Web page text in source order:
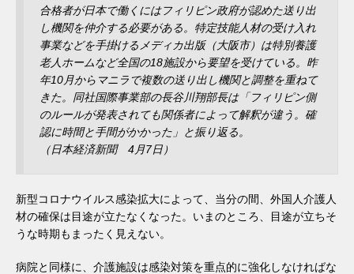
合格者が日本で働くにはフィリピン政府が認めた送り出
し機関を仲介する必要がある。特定技能人材の受け入れ
事業などを手掛けるメディカ出版（大阪市）は特別養護
老人ホームなど全国の18施設から要望を受けている。昨
年10月からマニラで複数の送り出し機関と調整を重ねて
きた。同社国際事業部の長谷川翔部長は「フィリピン側
のルールが発表されても関係者によって解釈が違う。確
認に時間と手間がかかった」と振り返る。
（日本経済新聞 4月7日）
新型コロナウイルス感染拡大によって、当分の間、外国人介護人
材の確保は目途が立たなくなった。いまのところ、目途が立ちそ
うな時期もまったく見えない。
病院と同様に、介護施設は感染対策を重点的に強化しなければな